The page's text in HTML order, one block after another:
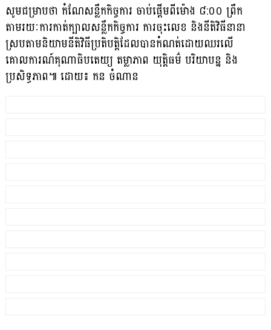
សូមជម្រាបថា កំណែសន្លឹកកិច្ចការ ចាប់ផ្តើមពីម៉ោង ៨:០០ ព្រឹក
តាមរយៈការកាត់ក្បាលសន្លឹកកិច្ចការ ការចុះលេខ និងនីតិវិធីនានា
ស្របតាមនិយាមនីតិវិធីប្រតិបត្តិដែលបានកំណត់ដោយឈរលើ
គោលការណ៍គុណាធិបតេយ្យ តម្លាភាព យុត្តិធម៌ បរិយាបន្ន និង
ប្រសិទ្ធភាព៕ ដោយ៖ កន ចំណាន